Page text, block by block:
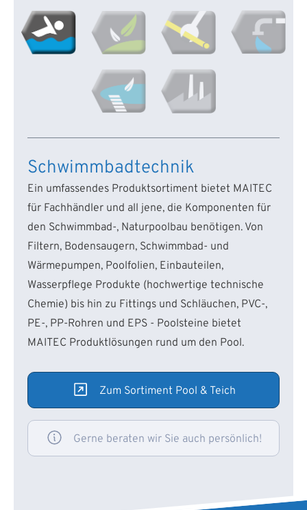
Schwimmbadtechnik
Ein umfassendes Produktsortiment bietet MAITEC
für Fachhändler und all jene, die Komponenten für
den Schwimmbad-, Naturpoolbau benötigen. Von
Filtern, Bodensaugern, Schwimmbad- und
Wärmepumpen, Poolfolien, Einbauteilen,
Wasserpflege Produkte (hochwertige technische
Chemie) bis hin zu Fittings und Schläuchen, PVC-,
PE-, PP-Rohren und EPS - Poolsteine bietet
MAITEC Produktlösungen rund um den Pool.
Zum Sortiment Pool & Teich
Gerne beraten wir Sie auch persönlich!